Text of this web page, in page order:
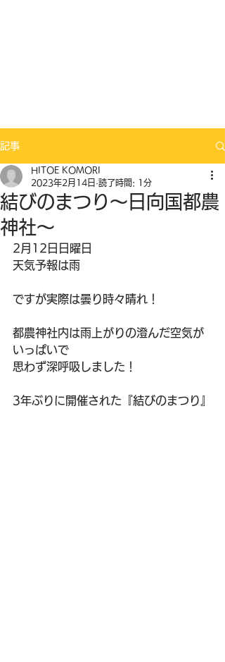
記事
結びのまつり～日向国都農
神社～
HITOE KOMORI
2023年2月14日 読了時間: 1分
2月12日日曜日
天気予報は雨
ですが実際は曇り時々晴れ！
都農神社内は雨上がりの澄んだ空気が
いっぱいで
思わず深呼吸しました！
3年ぶりに開催された『結びのまつり』